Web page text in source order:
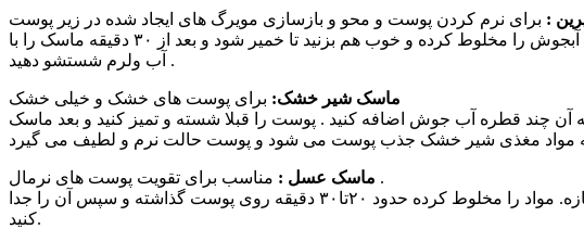
: برای نرم کردن پوست و محو و بازسازی مویرگ های ایجاد شده در زیر پوست
۲ قاشق غذا خوری حریره بادام + ۱عدد زرده تخم مرغ + ۱ قاشق چای خوری عسل طبیعی + ۱ قاشق کوچک آبجوش را مخلوط کرده و خوب هم بزنید تا خمیر شود و بعد از ۳۰ دقیقه ماسک را با
آب ولرم شستشو دهید .
ماسک شیر خشک: برای پوست های خشک و خیلی خشک
سفت بود به آن چند قطره آب جوش اضافه کنید . پوست را قبلا شسته و تمیز کنید و بعد ماسک
ماسک عسل : مناسب برای تقویت پوست های نرمال .
۲ قاشق غذا خوری عسل طبیعی + ۲ قاشق غذا خوری سبوس پودر شده گندم+ نصف قاشق آب لیمو ترش تازه. مواد را مخلوط کرده حدود ۲۰تا۳۰ دقیقه روی پوست گذاشته و سپس آن را جدا
کنید.